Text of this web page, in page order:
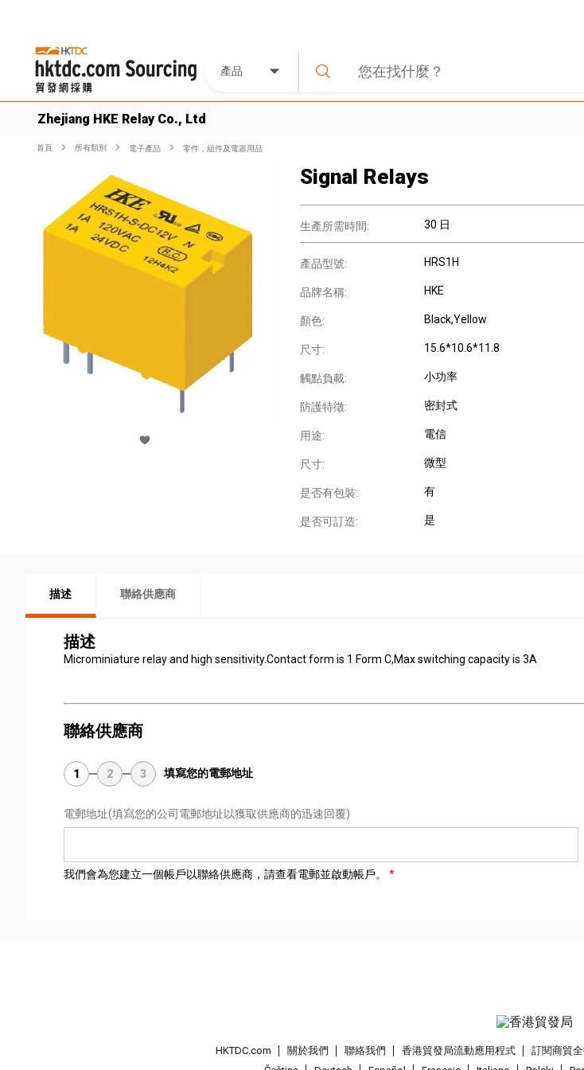
產品
Zhejiang HKE Relay Co., Ltd
首頁 所有類別 電子產品 零件，組件及電器用品
Signal Relays
生產所需時間: 30 日
產品型號: HRS1H
品牌名稱: HKE
顏色: Black,Yellow
尺寸: 15.6*10.6*11.8
觸點負載: 小功率
防護特徵: 密封式
用途: 電信
尺寸: 微型
是否有包裝: 有
是否可訂造: 是
描述 聯絡供應商
描述
Microminiature relay and high sensitivity.Contact form is 1 Form C,Max switching capacity is 3A
聯絡供應商
1 2 3 填寫您的電郵地址
電郵地址(填寫您的公司電郵地址以獲取供應商的迅速回覆)
我們會為您建立一個帳戶以聯絡供應商，請查看電郵並啟動帳戶。
HKTDC.com 關於我們 聯絡我們 香港貿發局流動應用程式 訂閱商貿